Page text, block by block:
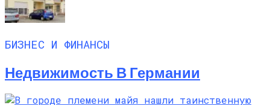
БИЗНЕС И ФИНАНСЫ
Недвижимость В Германии